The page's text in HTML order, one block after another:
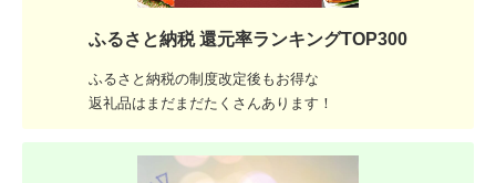
ふるさと納税 還元率ランキングTOP300
ふるさと納税の制度改定後もお得な
返礼品はまだまだたくさんあります！